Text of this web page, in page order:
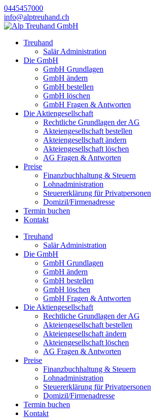
0445457000
info@alptreuhand.ch
Treuhand
Salär Administration
Die GmbH
GmbH Grundlagen
GmbH ändern
GmbH bestellen
GmbH löschen
GmbH Fragen & Antworten
Die Aktiengesellschaft
Rechtliche Grundlagen der AG
Akteiengesellschaft bestellen
Akteiengesellschaft ändern
Akteiengesellschaft löschen
AG Fragen & Antworten
Preise
Finanzbuchhaltung & Steuern
Lohnadministration
Steuererklärung für Privatpersonen
Domizil/Firmenadresse
Termin buchen
Kontakt
Treuhand
Salär Administration
Die GmbH
GmbH Grundlagen
GmbH ändern
GmbH bestellen
GmbH löschen
GmbH Fragen & Antworten
Die Aktiengesellschaft
Rechtliche Grundlagen der AG
Akteiengesellschaft bestellen
Akteiengesellschaft ändern
Akteiengesellschaft löschen
AG Fragen & Antworten
Preise
Finanzbuchhaltung & Steuern
Lohnadministration
Steuererklärung für Privatpersonen
Domizil/Firmenadresse
Termin buchen
Kontakt